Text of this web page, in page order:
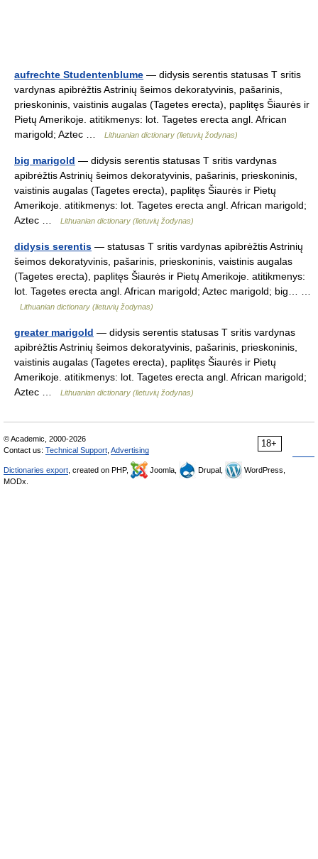
aufrechte Studentenblume — didysis serentis statusas T sritis
vardynas apibrėžtis Astrinių šeimos dekoratyvinis, pašarinis,
prieskoninis, vaistinis augalas (Tagetes erecta), paplitęs Šiaurės ir
Pietų Amerikoje. atitikmenys: lot. Tagetes erecta angl. African
marigold; Aztec …
Lithuanian dictionary (lietuvių žodynas)
big marigold — didysis serentis statusas T sritis vardynas
apibrėžtis Astrinių šeimos dekoratyvinis, pašarinis, prieskoninis,
vaistinis augalas (Tagetes erecta), paplitęs Šiaurės ir Pietų
Amerikoje. atitikmenys: lot. Tagetes erecta angl. African marigold;
Aztec …
Lithuanian dictionary (lietuvių žodynas)
didysis serentis — statusas T sritis vardynas apibrėžtis Astrinių
šeimos dekoratyvinis, pašarinis, prieskoninis, vaistinis augalas
(Tagetes erecta), paplitęs Šiaurės ir Pietų Amerikoje. atitikmenys:
lot. Tagetes erecta angl. African marigold; Aztec marigold; big… …
Lithuanian dictionary (lietuvių žodynas)
greater marigold — didysis serentis statusas T sritis vardynas
apibrėžtis Astrinių šeimos dekoratyvinis, pašarinis, prieskoninis,
vaistinis augalas (Tagetes erecta), paplitęs Šiaurės ir Pietų
Amerikoje. atitikmenys: lot. Tagetes erecta angl. African marigold;
Aztec …
Lithuanian dictionary (lietuvių žodynas)
18+
© Academic, 2000-2026
Contact us: Technical Support Advertising
Dictionaries export , created on PHP, Joomla, Drupal,
WordPress,
MODx.